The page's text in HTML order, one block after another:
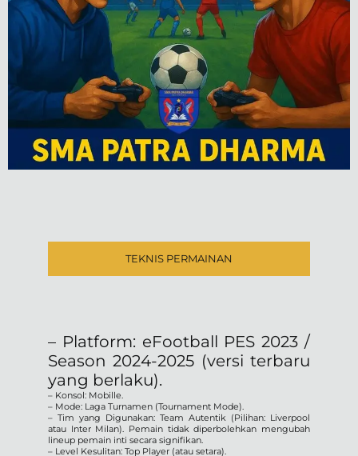
TEKNIS PERMAINAN
– Platform: eFootball PES 2023 /
Season 2024-2025 (versi terbaru
yang berlaku).
– Konsol: Mobille.
– Mode: Laga Turnamen (Tournament Mode).
– Tim yang Digunakan: Team Autentik (Pilihan: Liverpool
atau Inter Milan). Pemain tidak diperbolehkan mengubah
lineup pemain inti secara signifikan.
– Level Kesulitan: Top Player (atau setara).